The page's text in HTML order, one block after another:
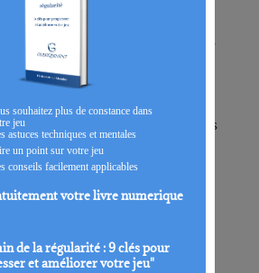
les prochaines vidéos de
à vous abonner à la chaîne
ici
et d’astuces, inscrivez-vous
www.golfiquement.com